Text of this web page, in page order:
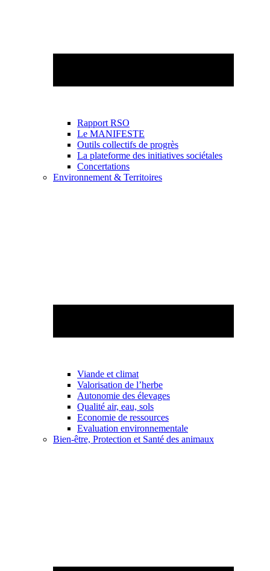
Rapport RSO
Le MANIFESTE
Outils collectifs de progrès
La plateforme des initiatives sociétales
Concertations
Environnement & Territoires
Viande et climat
Valorisation de l’herbe
Autonomie des élevages
Qualité air, eau, sols
Economie de ressources
Evaluation environnementale
Bien-être, Protection et Santé des animaux